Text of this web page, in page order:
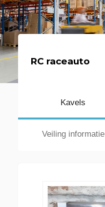
RC raceauto
Kavels
Veiling informatie